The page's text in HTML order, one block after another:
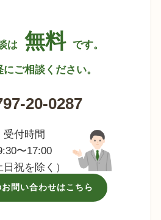
は 無料 です。
ご相談ください。
20-0287
受付時間
〜17:00
日祝を除く）
お問い合わせはこちら